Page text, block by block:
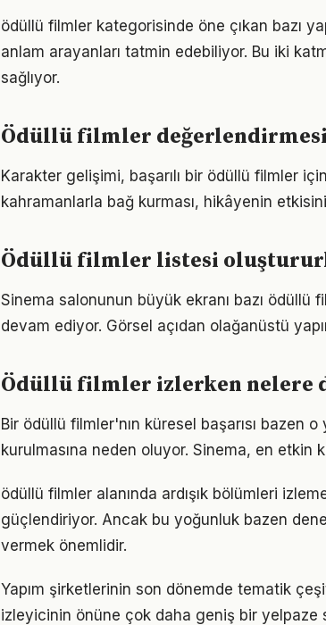
ödüllü filmler kategorisinde öne çıkan bazı
anlam arayanları tatmin edebiliyor. Bu iki
sağlıyor.
Ödüllü filmler
Karakter gelişimi, başarılı bir ödüllü filmler
kahramanlarla bağ kurması, hikâyenin
Ödüllü filmler listesi
Sinema salonunun büyük ekranı bazı
devam ediyor. Görsel açıdan olağanüstü
Ödüllü filmler izlerken nelere
Bir ödüllü filmler'nın küresel başarısı bazen
kurulmasına neden oluyor. Sinema, en etkin
ödüllü filmler alanında ardışık bölümleri
güçlendiriyor. Ancak bu yoğunluk bazen
vermek önemlidir.
Yapım şirketlerinin son dönemde tematik
izleyicinin önüne çok daha geniş bir yelpaze